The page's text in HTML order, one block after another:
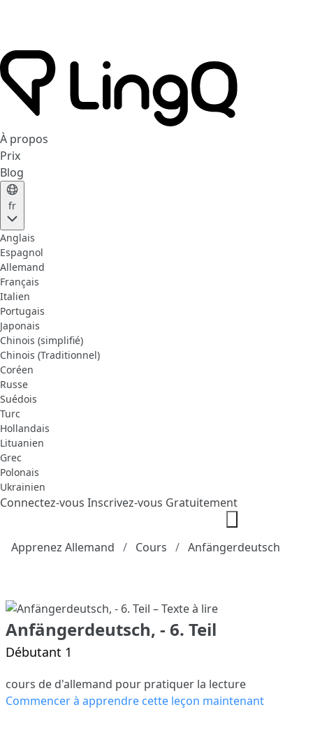
À propos
Prix
Blog
fr
Anglais
Espagnol
Allemand
Français
Italien
Portugais
Japonais
Chinois (simplifié)
Chinois (Traditionnel)
Coréen
Russe
Suédois
Turc
Hollandais
Lituanien
Grec
Polonais
Ukrainien
Connectez-vous Inscrivez-vous Gratuitement
Apprenez Allemand Cours Anfängerdeutsch
Anfängerdeutsch, - 6. Teil
Débutant 1
cours de d'allemand pour pratiquer la lecture
Commencer à apprendre cette leçon maintenant